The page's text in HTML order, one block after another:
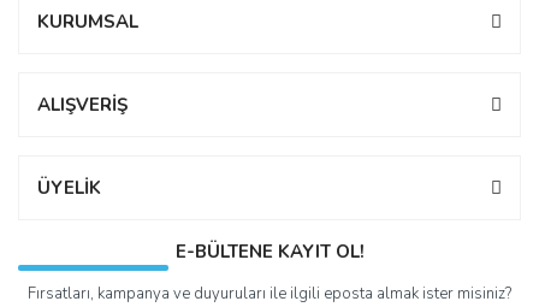
KURUMSAL
ALIŞVERİŞ
ÜYELİK
E-BÜLTENE KAYIT OL!
Fırsatları, kampanya ve duyuruları ile ilgili eposta almak ister misiniz?